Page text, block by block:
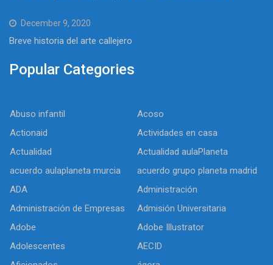
December 9, 2020
Breve historia del arte callejero
Popular Categories
Abuso infantil
Acoso
Actionaid
Actividades en casa
Actualidad
Actualidad aulaPlaneta
acuerdo aulaplaneta murcia
acuerdo grupo planeta madrid
ADA
Administración
Administración de Empresas
Admisión Universitaria
Adobe
Adobe Illustrator
Adolescentes
AECID